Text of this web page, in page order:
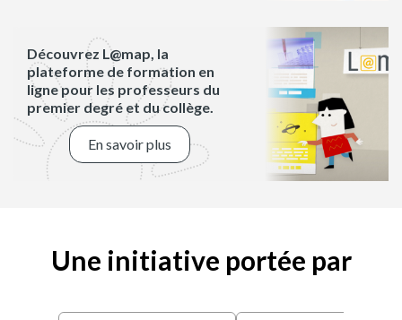
Découvrez L@map, la
plateforme de formation en
ligne pour les professeurs du
premier degré et du collège.
En savoir plus
Une initiative portée par